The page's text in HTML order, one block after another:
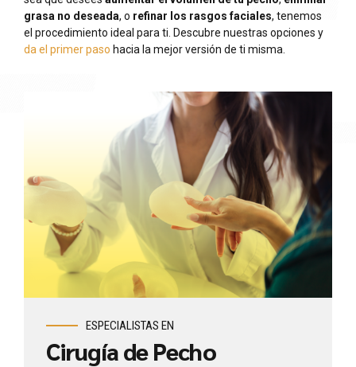
grasa no deseada, o refinar los rasgos faciales, tenemos
el procedimiento ideal para ti. Descubre nuestras opciones y
da el primer paso hacia la mejor versión de ti misma.
Ver más
ESPECIALISTAS EN
Cirugía de Pecho